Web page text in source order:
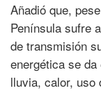
Añadió que,
Península sufre
de transmisión
energética se
lluvia, calor, uso